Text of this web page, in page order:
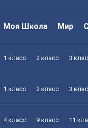
Моя Школа Мир
1 класс 2 класс 3
1 класс 2 класс 3
4 класс 9 класс 11